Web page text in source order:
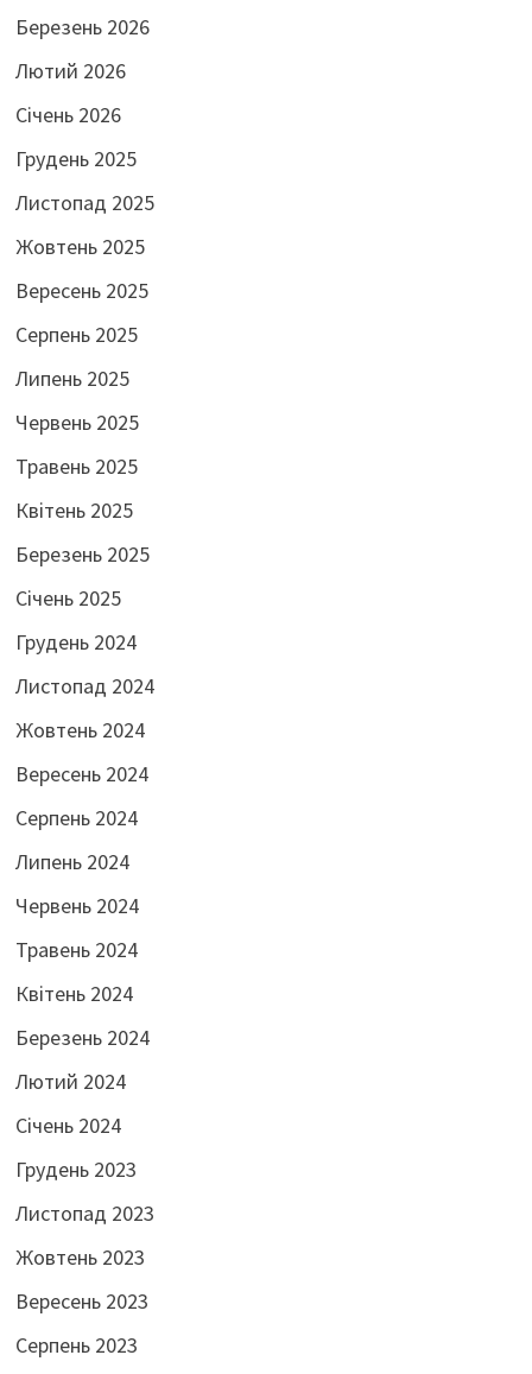
Березень 2026
Лютий 2026
Січень 2026
Грудень 2025
Листопад 2025
Жовтень 2025
Вересень 2025
Серпень 2025
Липень 2025
Червень 2025
Травень 2025
Квітень 2025
Березень 2025
Січень 2025
Грудень 2024
Листопад 2024
Жовтень 2024
Вересень 2024
Серпень 2024
Липень 2024
Червень 2024
Травень 2024
Квітень 2024
Березень 2024
Лютий 2024
Січень 2024
Грудень 2023
Листопад 2023
Жовтень 2023
Вересень 2023
Серпень 2023